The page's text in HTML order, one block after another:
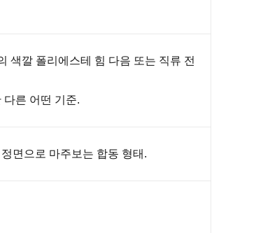
색깔 폴리에스테 힘 다음 또는 직류 전
다른 어떤 기준.
면으로 마주보는 합동 형태.